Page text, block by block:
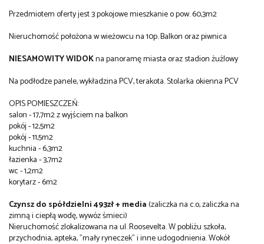
Przedmiotem oferty jest 3 pokojowe mieszkanie o pow. 60,3m2
Nieruchomość położona w wieżowcu na 10p. Balkon oraz piwnica
NIESAMOWITY WIDOKna panoramę miasta oraz stadion żużlowy
Na podłodze panele, wykładzina PCV, terakota. Stolarka okienna PCV
OPIS POMIESZCZEŃ:
salon - 17,7m2 z wyjściem na balkon
pokój - 12,5m2
pokój - 11,5m2
kuchnia - 6,3m2
łazienka - 3,7m2
wc - 1,2m2
korytarz - 6m2
Czynsz do spółdzielni 493zł + media(zaliczka na c.o, zaliczka na
zimną i ciepłą wodę, wywóz śmieci)
Nieruchomość zlokalizowana na ul. Roosevelta. W pobliżu szkoła,
przychodnia, apteka, "mały ryneczek" i inne udogodnienia. Wokół